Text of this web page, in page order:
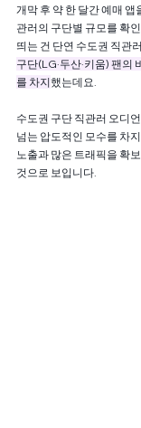
개막 후 약 한 달간 예매
관러의 구단별 규모를 확
띄는 건 단연 수도권 직관
구단(LG·두산·키움) 팬의
를 차지했는데요.
수도권 구단 직관러 오디
넘는 압도적인 모수를 차
노출과 많은 트래픽을 확
것으로 보입니다.